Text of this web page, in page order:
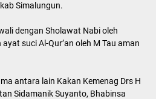
Simalungun.
dengan Sholawat Nabi oleh
suci Al-Qur’an oleh M Tau aman
antara lain Kakan Kemenag Drs H
Sidamanik Suyanto, Bhabinsa